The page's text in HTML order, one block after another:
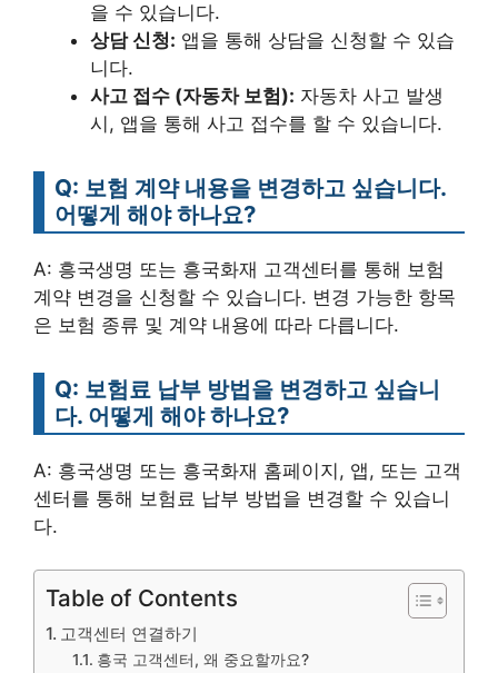
을 수 있습니다.
상담 신청: 앱을 통해 상담을 신청할 수 있습
니다.
사고 접수 (자동차 보험): 자동차 사고 발생
시, 앱을 통해 사고 접수를 할 수 있습니다.
Q: 보험 계약 내용을 변경하고 싶습니다.
어떻게 해야 하나요?
A: 흥국생명 또는 흥국화재 고객센터를 통해 보험
계약 변경을 신청할 수 있습니다. 변경 가능한 항목
은 보험 종류 및 계약 내용에 따라 다릅니다.
Q: 보험료 납부 방법을 변경하고 싶습니
다. 어떻게 해야 하나요?
A: 흥국생명 또는 흥국화재 홈페이지, 앱, 또는 고객
센터를 통해 보험료 납부 방법을 변경할 수 있습니
다.
Table of Contents
고객센터 연결하기
흥국 고객센터, 왜 중요할까요?